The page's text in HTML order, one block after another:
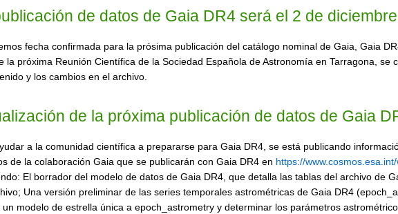
de datos de Gaia DR4 será el 2 de
fecha confirmada para la prósima publicación del catálogo nominal de Gaia, Gaia
la próxima Reunión Científica de la Sociedad Española de Astronomía en Tarragona,
y los cambios en el archivo.
de la próxima publicación de datos de Gaia
a la comunidad científica a prepararse para Gaia DR4, se está publicando
de la colaboración Gaia que se publicarán con Gaia DR4 en https://
El borrador del modelo de datos de Gaia DR4, que detalla las tablas del archivo de
Una versión preliminar de las series temporales astrométricas de Gaia DR4
un modelo de estrella única a epoch_astrometry y determinar los parámetros